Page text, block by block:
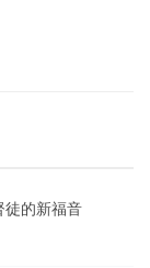
徒的新福音